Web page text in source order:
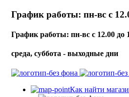
График работы: пн-вс с
График работы: пн-вс с 12.00 до
среда, суббота - выходные дни
Как найти